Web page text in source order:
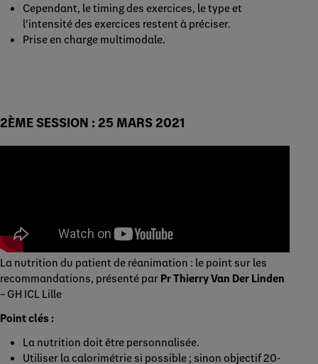
Cependant, le timing des exercices, le type et
l’intensité des exercices restent à préciser.
Prise en charge multimodale.
2ÈME SESSION : 25 MARS 2021
La nutrition du patient de réanimation : le point sur les
recommandations, présenté par Pr Thierry Van Der Linden
– GH ICL Lille
Point clés :
La nutrition doit être personnalisée.
Utiliser la calorimétrie si possible ; sinon objectif 20-